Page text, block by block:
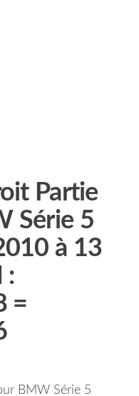
Partie
Série 5
à 13
:
=
BMW Série 5